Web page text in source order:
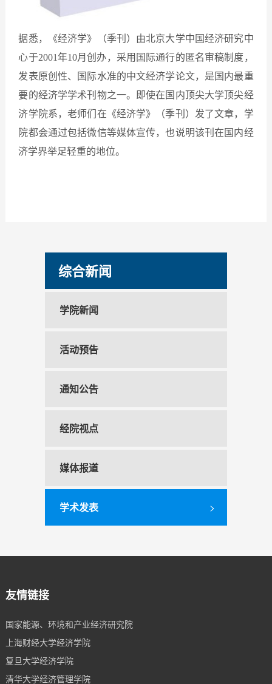
据悉，《经济学》（季刊）由北京大学中国经济研究中
心于2001年10月创办，采用国际通行的匿名审稿制度，
发表原创性、国际水准的中文经济学论文，是国内最重
要的经济学学术刊物之一。即使在国内顶尖大学顶尖经
济学院系，老师们在《经济学》（季刊）发了文章，学
院都会通过包括微信等媒体宣传，也说明该刊在国内经
济学界举足轻重的地位。
综合新闻
学院新闻
活动预告
通知公告
经院视点
媒体报道
学术发表 >
友情链接
国家能源、环境和产业经济研究院
上海财经大学经济学院
复旦大学经济学院
清华大学经济管理学院